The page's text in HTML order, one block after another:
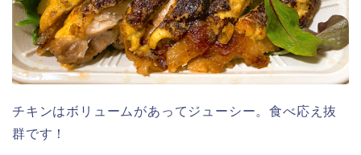
チキンはボリュームがあってジューシー。食べ応え抜
群です！